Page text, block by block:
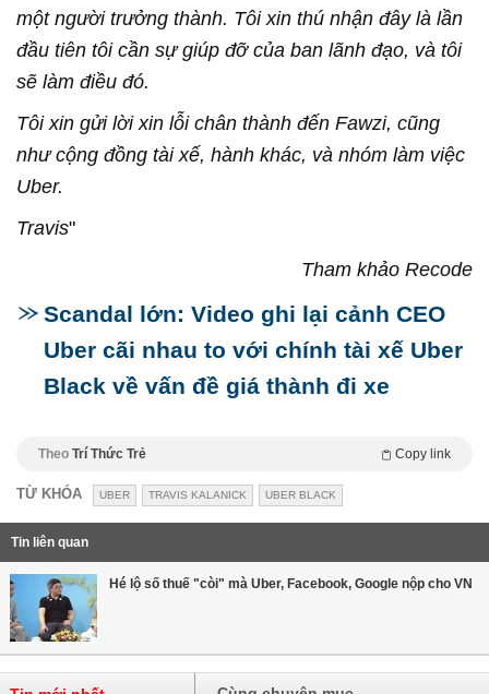
một người trưởng thành. Tôi xin thú nhận đây là lần
đầu tiên tôi cần sự giúp đỡ của ban lãnh đạo, và tôi
sẽ làm điều đó.
Tôi xin gửi lời xin lỗi chân thành đến Fawzi, cũng
như cộng đồng tài xế, hành khác, và nhóm làm việc
Uber.
Travis"
Tham khảo Recode
Scandal lớn: Video ghi lại cảnh CEO
Uber cãi nhau to với chính tài xế Uber
Black về vấn đề giá thành đi xe
Theo Trí Thức Trẻ Copy link
TỪ KHÓA UBER TRAVIS KALANICK UBER BLACK
Tin liên quan
Hé lộ số thuế "còi" mà Uber, Facebook, Google nộp cho VN